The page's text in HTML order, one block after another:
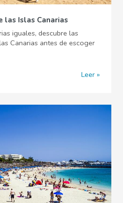
las Islas Canarias
iguales, descubre las
Canarias antes de escoger
Leer